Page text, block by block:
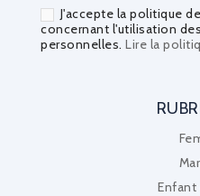
J'accepte la politique
concernant l'utilisation
personnelles. Lire la
Enfant